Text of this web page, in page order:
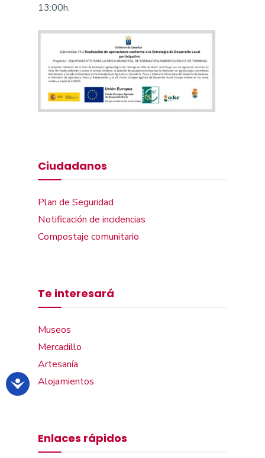
13:00h.
Ciudadanos
Plan de Seguridad
Notificación de incidencias
Compostaje comunitario
Te interesará
Museos
Mercadillo
Artesanía
Alojamientos
Enlaces rápidos